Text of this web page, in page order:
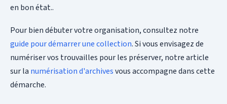
en bon état..
Pour bien débuter votre organisation, consultez notre
guide pour démarrer une collection. Si vous envisagez de
numériser vos trouvailles pour les préserver, notre article
sur la numérisation d'archivesvous accompagne dans cette
démarche.